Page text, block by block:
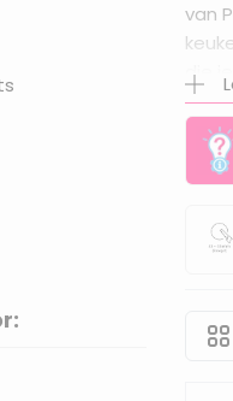
available
van
die
als